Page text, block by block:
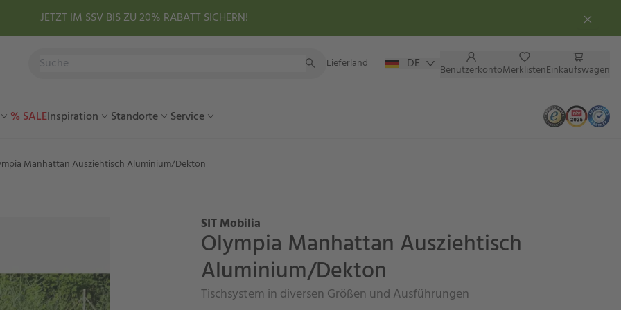
JETZT IM SSV BIS ZU 20% RABATT SICHERN!
Lieferland DE BenutzerkontoMerklistenEinkaufswagen
% SALEInspiration Standorte Service
Manhattan Ausziehtisch Aluminium/Dekton
SIT Mobilia
Olympia Manhattan Ausziehtisch
Aluminium/Dekton
Tischsystem in diversen Größen und Ausführungen